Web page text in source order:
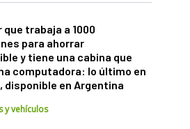
trabaja a 1000
para ahorrar
y tiene una cabina que
computadora: lo último en
disponible en Argentina
y vehículos